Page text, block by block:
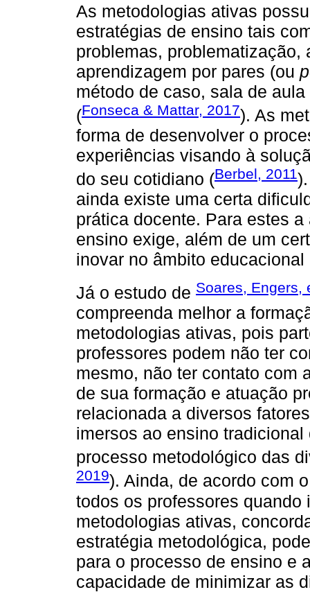
As metodologias ativas
estratégias de ensino tais
problemas, problematização,
aprendizagem por pares (ou
método de caso, sala de
(Fonseca & Mattar, 2017). As
forma de desenvolver o
experiências visando à
do seu cotidiano (Berbel, 2011
ainda existe uma certa
prática docente. Para estes
ensino exige, além de um
inovar no âmbito
Já o estudo de Soares, Engers,
compreenda melhor a
metodologias ativas, pois
professores podem não ter
mesmo, não ter contato com
de sua formação e atuação
relacionada a diversos
imersos ao ensino
processo metodológico das
2019). Ainda, de acordo com
todos os professores
metodologias ativas,
estratégia metodológica,
para o processo de ensino e
capacidade de minimizar as